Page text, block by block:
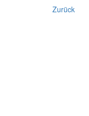
Zurück